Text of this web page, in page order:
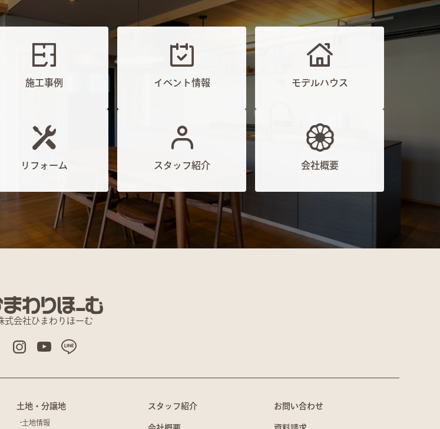
施工事例 イベント情報 モデルハウス
リフォーム スタッフ紹介 会社概要
式会社ひまわりほーむ
土地・分譲地
土地情報
スタッフ紹介 お問い合わせ